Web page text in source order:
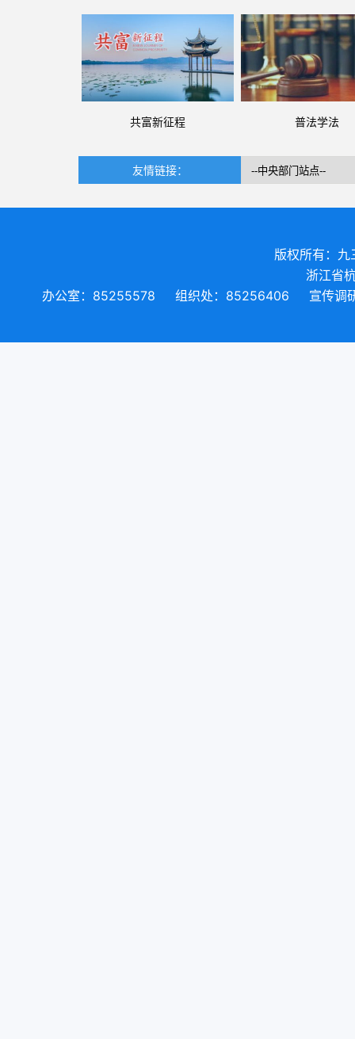
共富新征程 普法学法
友情链接：
版权所有：九
浙江省
办公室：85255578
组织处：85256406 宣传调